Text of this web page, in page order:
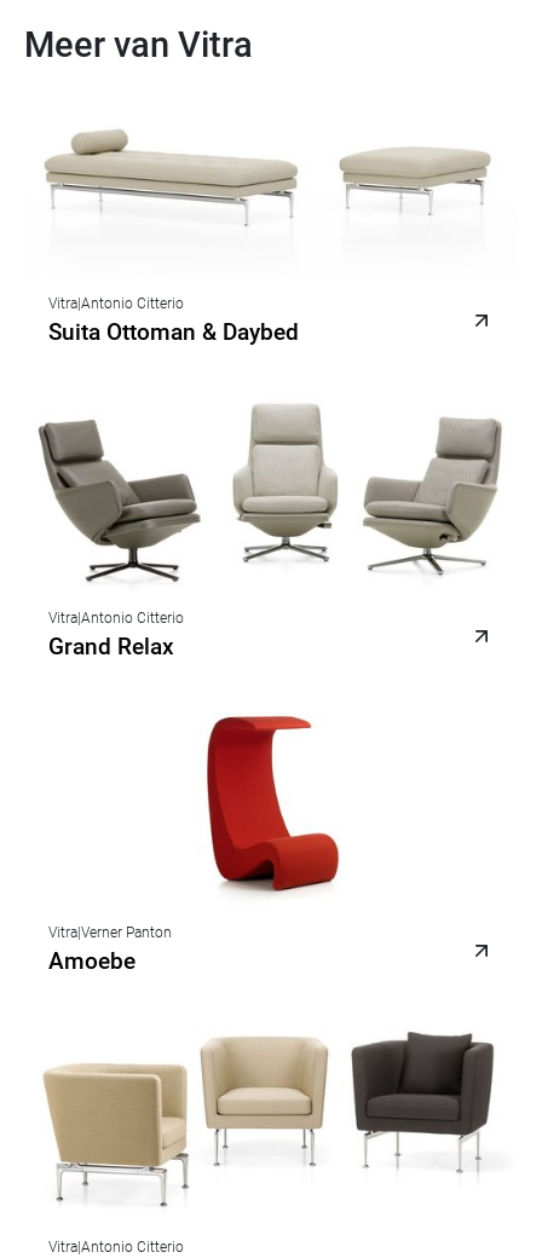
Meer van Vitra
Vitra|Antonio Citterio
Suita Ottoman & Daybed
Vitra Antonio Citterio
Grand Relax
Vitra Verner Panton
Amoebe
Vitra Antonio Citterio